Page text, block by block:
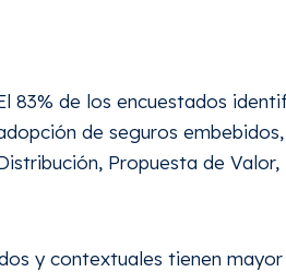
83% de los encuestados
de seguros
Propuesta de
y contextuales tienen